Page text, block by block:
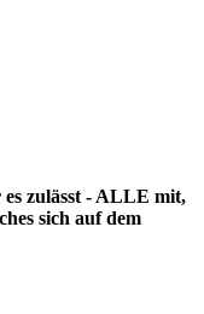
es zulässt - ALLE mit,
sich auf dem